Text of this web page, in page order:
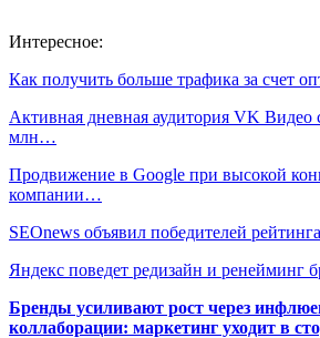
Интересное:
Как получить больше трафика за счет
Активная дневная аудитория VK Видео
млн…
Продвижение в Google при высокой
компании…
SEOnews объявил победителей
Яндекс поведет редизайн и ренейминг
Бренды усиливают рост через
коллаборации: маркетинг уходит в